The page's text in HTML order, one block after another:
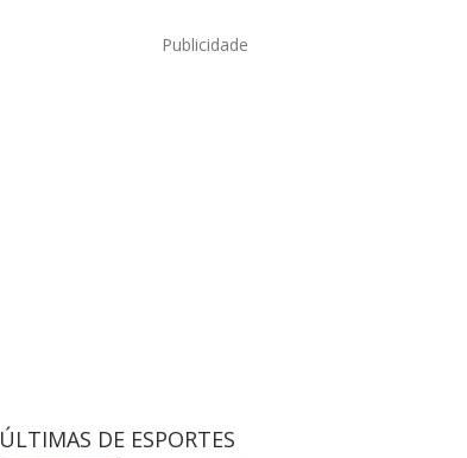
Publicidade
ÚLTIMAS DE ESPORTES